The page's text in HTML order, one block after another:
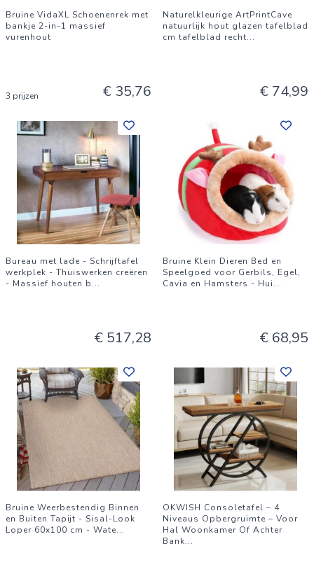
Bruine VidaXL Schoenenrek met
bankje 2-in-1 massief
vurenhout
3 prijzen € 35,76
Naturelkleurige ArtPrintCave
natuurlijk hout glazen tafelblad
cm tafelblad recht...
€ 74,99
Bureau met lade - Schrijftafel
werkplek - Thuiswerken creëren
- Massief houten b...
€ 517,28
Bruine Klein Dieren Bed en
Speelgoed voor Gerbils, Egel,
Cavia en Hamsters - Hui...
€ 68,95
Bruine Weerbestendig Binnen
en Buiten Tapijt - Sisal-Look
Loper 60x100 cm - Wate...
OKWISH Consoletafel – 4
Niveaus Opbergruimte – Voor
Hal Woonkamer Of Achter
Bank...